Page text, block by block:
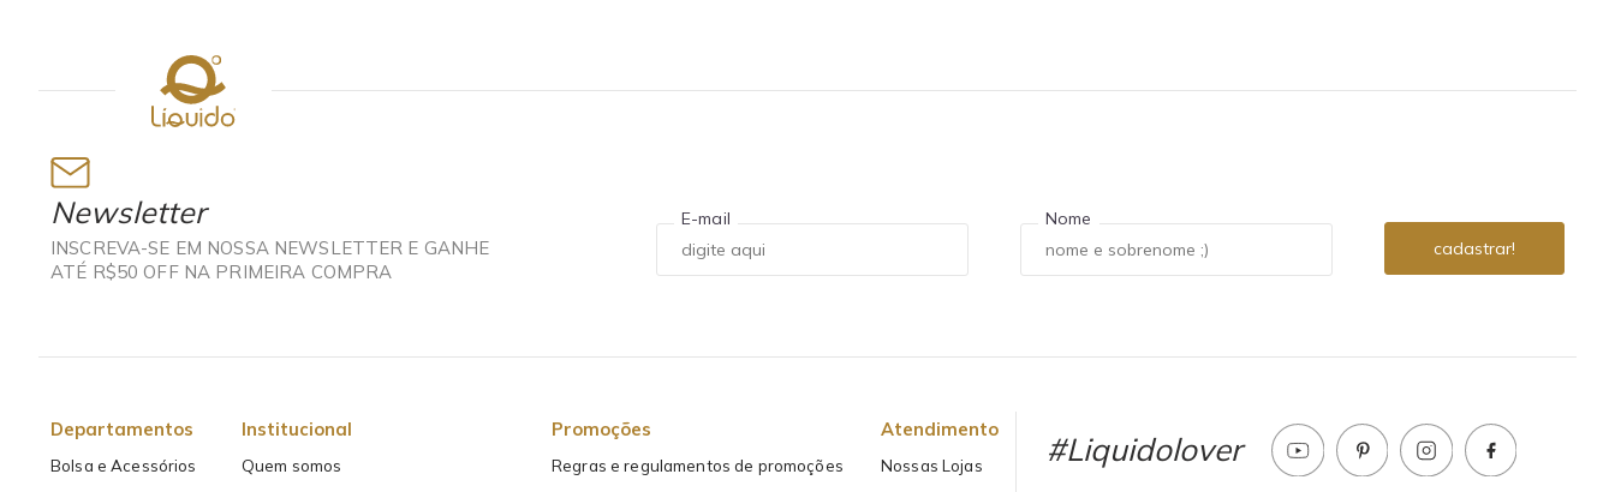
Newsletter
INSCREVA-SE EM NOSSA NEWSLETTER E GANHE
ATÉ R$50 OFF NA PRIMEIRA COMPRA
E-mail Nome
Departamentos
Bolsa e Acessórios
Institucional
Quem somos
Promoções
Regras e regulamentos de promoções
Atendimento
Nossas Lojas #Liquidolover